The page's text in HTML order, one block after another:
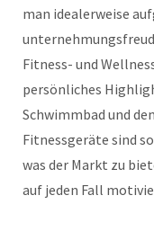
man idealerweise
Fitness- und
persönliches
Schwimmbad und
Fitnessgeräte sind
was der Markt zu
auf jeden Fall